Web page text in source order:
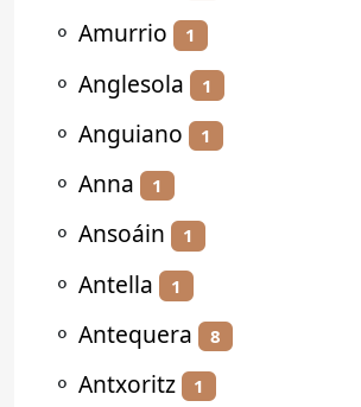
⚬ Amurrio 1
⚬ Anglesola 1
⚬ Anguiano 1
⚬ Anna 1
⚬ Ansoáin 1
⚬ Antella 1
⚬ Antequera 8
⚬ Antxoritz 1